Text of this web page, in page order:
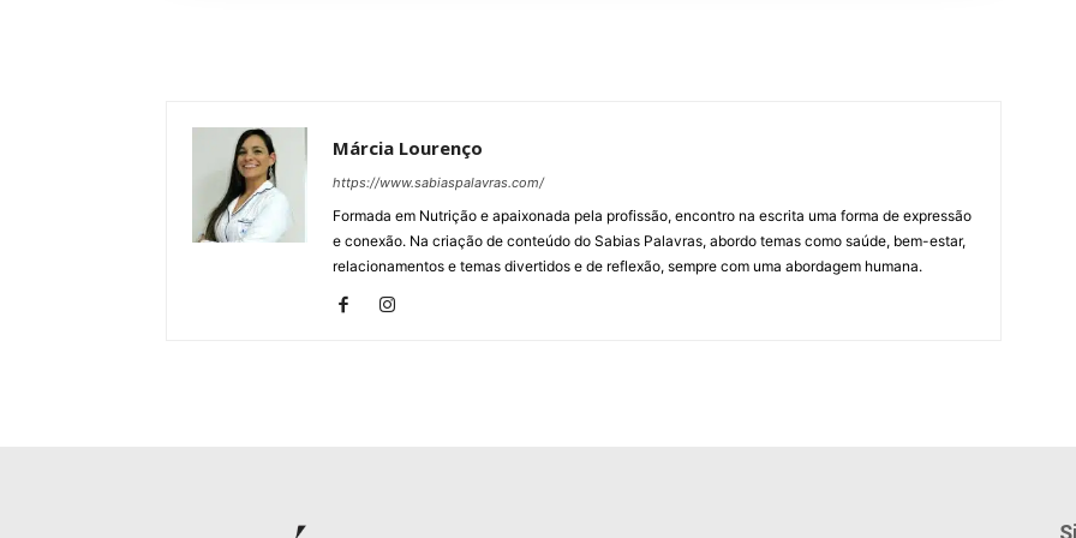
Márcia Lourenço
https://www.sabiaspalavras.com/
Formada em Nutrição e apaixonada pela profissão, encontro na escrita uma forma de expressão
e conexão. Na criação de conteúdo do Sabias Palavras, abordo temas como saúde, bem-estar,
relacionamentos e temas divertidos e de reflexão, sempre com uma abordagem humana.